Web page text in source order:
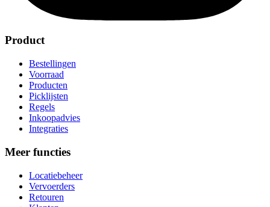
Product
Bestellingen
Voorraad
Producten
Picklijsten
Regels
Inkoopadvies
Integraties
Meer functies
Locatiebeheer
Vervoerders
Retouren